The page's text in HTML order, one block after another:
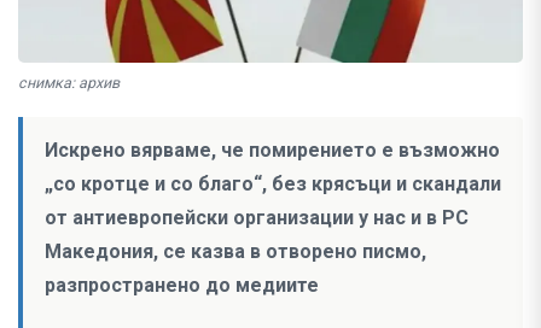
снимка: архив
Искрено вярваме, че помирението е възможно
„со кротце и со благо“, без крясъци и скандали
от антиевропейски организации у нас и в РС
Македония, се казва в отворено писмо,
разпространено до медиите